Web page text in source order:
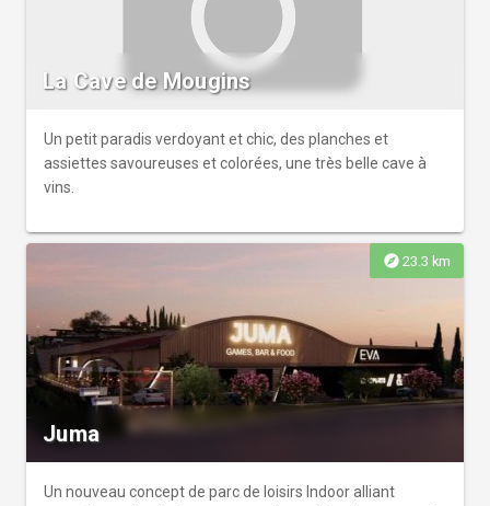
La Cave de Mougins
Un petit paradis verdoyant et chic, des planches et
assiettes savoureuses et colorées, une très belle cave à
vins.
explore 23.3 km
Juma
Un nouveau concept de parc de loisirs Indoor alliant